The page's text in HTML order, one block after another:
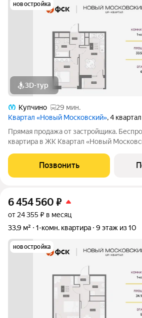
новостройка
3D-тур
Купчино
29 мин.
Квартал «Новый Московский», 4
Прямая продажа от застройщика.
квартира в ЖК Квартал «Новый
квартал «Новый Московский» в
комплекс объединит в себе
Позвонить
6 454 560 ₽
от 24 355 ₽ в месяц
33,9 м²
1-комн. квартира 9 этаж из 10
новостройка